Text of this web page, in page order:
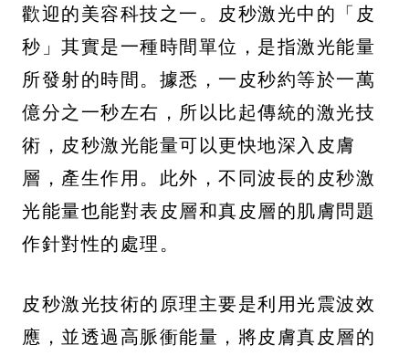
歡迎的美容科技之一。皮秒激光中的「皮
秒」其實是一種時間單位，是指激光能量
所發射的時間。據悉，一皮秒約等於一萬
億分之一秒左右，所以比起傳統的激光技
術，皮秒激光能量可以更快地深入皮膚
層，產生作用。此外，不同波長的皮秒激
光能量也能對表皮層和真皮層的肌膚問題
作針對性的處理。
皮秒激光技術的原理主要是利用光震波效
應，並透過高脈衝能量，將皮膚真皮層的